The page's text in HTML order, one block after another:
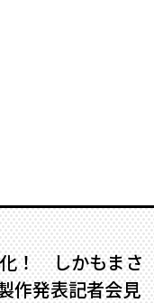
！ しかもまさ
作発表記者会見